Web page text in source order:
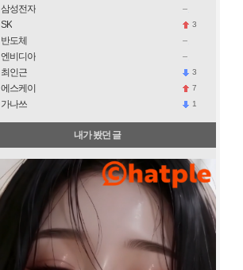
삼성전자
SK
3
반도체
엔비디아
최인근
3
에스케이
7
가나쓰 1
내가 봤던 글